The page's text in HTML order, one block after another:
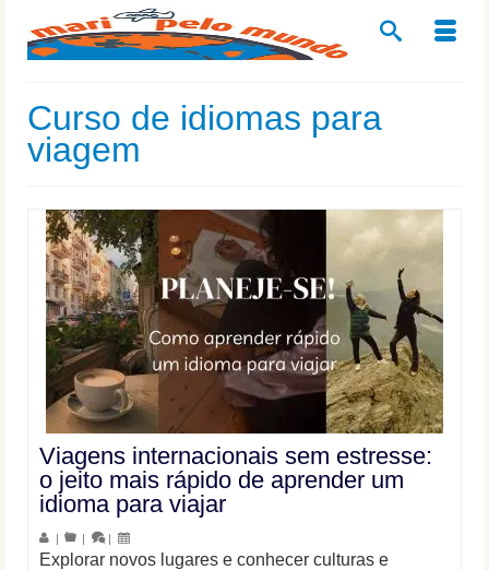
Curso de idiomas para
viagem
Viagens internacionais sem estresse:
o jeito mais rápido de aprender um
idioma para viajar
| | |
Explorar novos lugares e conhecer culturas e